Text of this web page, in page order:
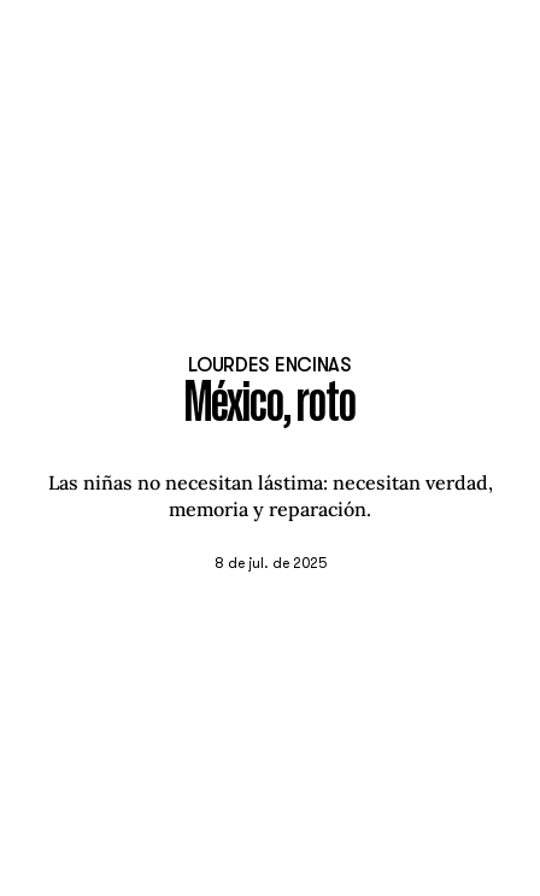
LOURDES ENCINAS
México, roto
Las niñas no necesitan lástima: necesitan verdad,
memoria y reparación.
8 de jul. de 2025